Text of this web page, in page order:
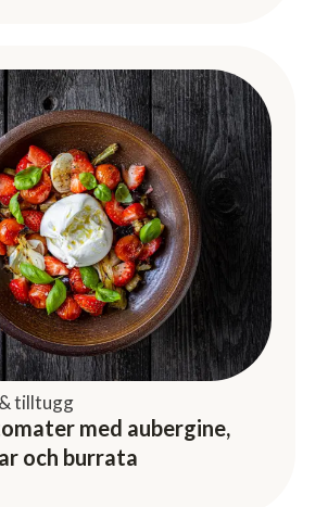
tilltugg
med aubergine,
och burrata